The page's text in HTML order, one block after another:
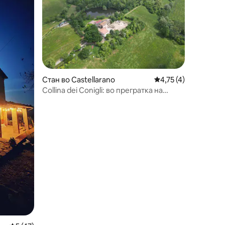
Стан во Castellarano Просечна оцена:
4,75 (4)
Collina dei Conigli: во прегратка на